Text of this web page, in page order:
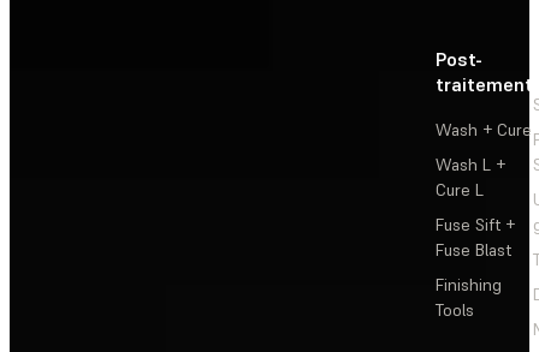
Post-
traitement
Wash + Cure
Wash L +
Cure L
Fuse Sift +
Fuse Blast
Finishing
Tools